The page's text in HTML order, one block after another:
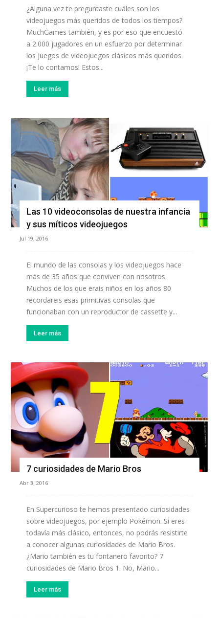
¿Alguna vez te preguntaste cuáles son los
videojuegos más queridos de todos los tiempos?
MuchGames también, y es por eso que encuestó
a 2.000 jugadores en un esfuerzo por determinar
los juegos de videojuegos clásicos más queridos.
¡Te lo contamos! Estos...
Leer más
Las 10 videoconsolas de nuestra infancia
y sus míticos videojuegos
Jul 19, 2016
El mundo de las consolas y los videojuegos hace
más de 35 años que conviven con nosotros.
Muchos de los que erais niños en los años 80
recordareis esas primitivas consolas que
funcionaban con un reproductor de cassette y...
Leer más
7 curiosidades de Mario Bros
Abr 3, 2016
En Supercurioso te hemos presentado curiosidades
sobre videojuegos, por ejemplo Pokémon. Si eres
todavía más clásico, entonces, no podrás resistirte
a conocer algunas curiosidades de Mario Bros.
¿Mario también es tu fontanero favorito? 7
curiosidades de Mario Bros 1. No, Mario...
Leer más